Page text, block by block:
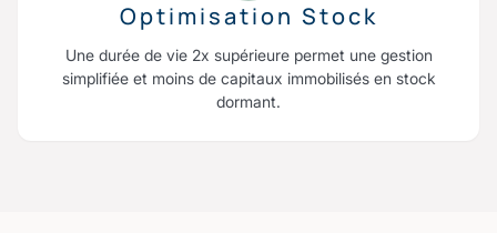
Optimisation Stock
Une durée de vie 2x supérieure permet une gestion
simplifiée et moins de capitaux immobilisés en stock
dormant.